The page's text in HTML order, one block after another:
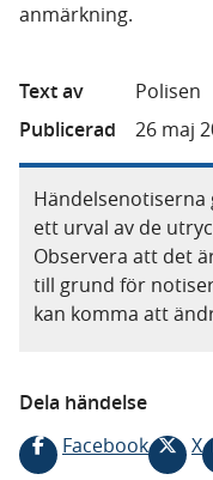
anmärkning.
Text av
Polisen
Publicerad
26 maj
ett urval av de
Observera att det
till grund för
kan komma att
Dela händelse
Facebook
X